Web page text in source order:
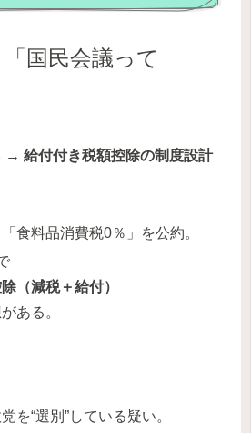
国民会議って
給付付き税額控除の制度設計
食料品消費税0％」を公約。
（減税＋給付）
ある。
を“選別”している疑い。